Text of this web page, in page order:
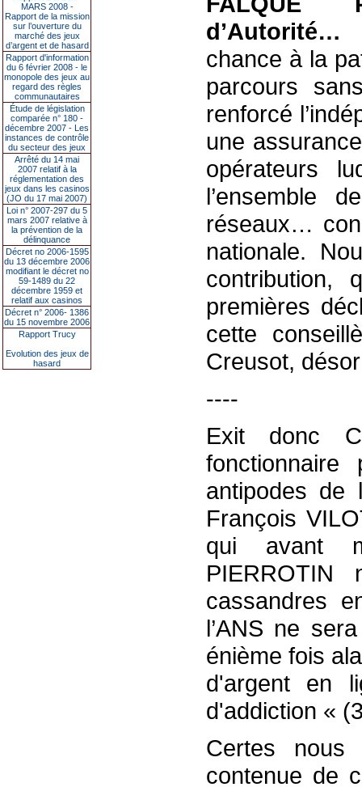
MARS 2008 -
Rapport de la mission
sur l’ouverture du
marché des jeux
d’argent et de hasard
Rapport d'information
du 6 février 2008 - le
monopole des jeux au
regard des règles
communautaires
Étude de législation
comparée n° 180 -
décembre 2007 - Les
instances de contrôle
du secteur des jeux
Arrêté du 14 mai
2007 relatif à la
réglementation des
jeux dans les casinos
(JO du 17 mai 2007)
Loi n° 2007-297 du 5
mars 2007 relative à
la prévention de la
délinquance
Décret no 2006-1595
du 13 décembre 2006
modifiant le décret no
59-1489 du 22
décembre 1959 et
relatif aux casinos
Décret n° 2006- 1386
du 15 novembre 2006
Rapport Trucy
Evolution des jeux de
hasard
d’Autorité…
chance à la
parcours
renforcé
une
opérateurs
l’ensemble
réseaux…
nationale.
contribution,
premières
cette
Creusot,
----
Exit donc
antipodes de
François
qui avant
cassandres
l’ANS ne
énième fois
d'argent en
d'addiction «
Certes nous
contenue de